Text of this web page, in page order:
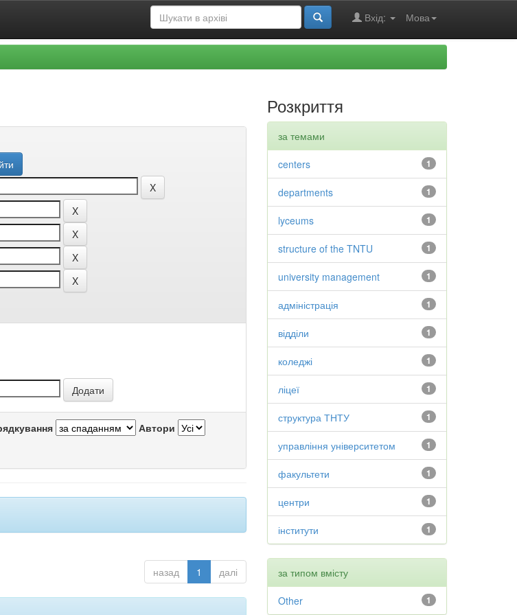
Мова
Вхід:
Автори
назад 1 далі
Розкриття
за темами
1
centers
1
departments
1
lyceums
1
structure of the TNTU
1
university management
1
адміністрація
1
відділи
1
коледжі
1
ліцеї
1
структура ТНТУ
1
управління університетом
1
факультети
1
центри
1
інститути
за типом вмісту
1
Other